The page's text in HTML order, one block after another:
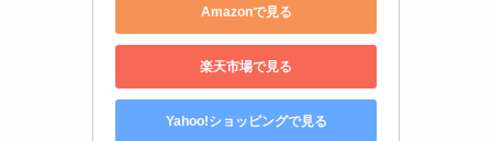
Amazonで見る
楽天市場で見る
Yahoo!ショッピングで見る